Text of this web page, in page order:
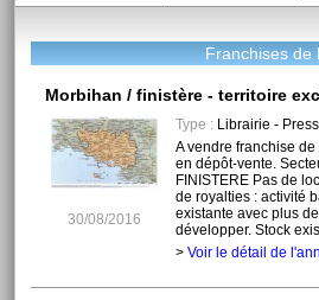
Franchises de
Morbihan / finistère - territoire
30/08/2016
Type :Librairie -
A vendre franchise
en dépôt-vente.
FINISTERE Pas de
de royalties : activité
existante avec plus
développer. Stock
> Voir le détail de